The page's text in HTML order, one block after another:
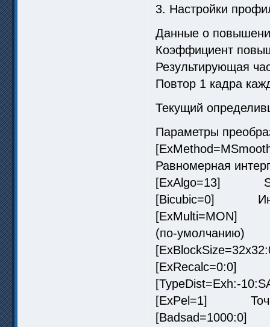
3. Настройки
Данные о
Коэффициент
Результирующая
Повтор 1 кадра
Текущий
Параметры
Равномерная
[ExAlgo=13]
[Bicubic=0]
[ExMulti=MON]
(по-умолчанию)
[ExRecalc=0:0]
[TypeDist=Exh:-
[ExPel=1]
[Badsad=1000:0]